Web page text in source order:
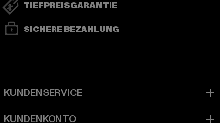
TIEFPREISGARANTIE
SICHERE BEZAHLUNG